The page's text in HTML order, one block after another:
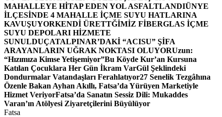
MAHALLEYE HİTAP EDEN YOL ASFALTLANDIÜNYE
İLÇESİNDE 4 MAHALLE İÇME SUYU HATLARINA
KAVUŞUYORKENDİ ÜRETTĞİMİZ FİBERGLAS İÇME
SUYU DEPOLARI HİZMETE
SUNULDUÇATALPINAR’DAKİ “ACISU” ŞİFA
ARAYANLARIN UĞRAK NOKTASI OLUYORUzun:
“Hızımıza Kimse Yetişemiyor”Bu Köyde Kur’an Kursuna
Katılan Çocuklara Her Gün İkram VarGül Şeklindeki
Dondurmalar Vatandaşları Ferahlatıyor27 Senelik Tezgâhına
Özenle Bakan Ayhan Akıllı, Fatsa’da Yürüyen Marketiyle
Hizmet VeriyorFatsa’da Sanatın Sessiz Dili: Mukaddes
Varan’ın Atölyesi Ziyaretçilerini Büyülüyor
Fatsa